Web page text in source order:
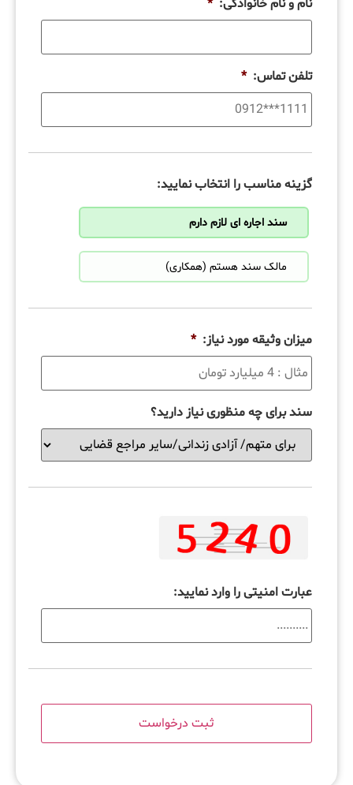
نام و نام خانوادگی: *
تلفن تماس: *
گزینه مناسب را انتخاب نمایید:
سند اجاره ای لازم دارم
مالک سند هستم (همکاری)
میزان وثیقه مورد نیاز: *
سند برای چه منظوری نیاز دارید؟
عبارت امنیتی را وارد نمایید: